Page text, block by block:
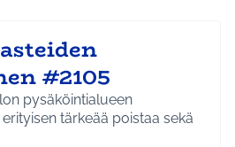
#2105
pysäköintialueen
tärkeää poistaa sekä